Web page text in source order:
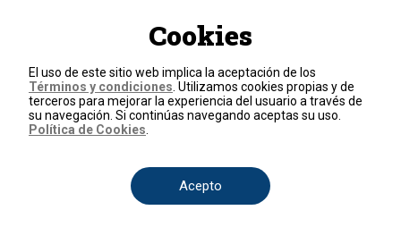
Un producto de RCN Televisión
Contáctenos
Teléfono+57 (601) 426 92 92
Términos y condiciones
© 2026, RCN Medios.
Cookies
El uso de este sitio web implica la aceptación de los
Términos y condiciones . Utilizamos cookies propias y de
terceros para mejorar la experiencia del usuario a través de
su navegación. Si continúas navegando aceptas su uso.
Política de Cookies
Acepto